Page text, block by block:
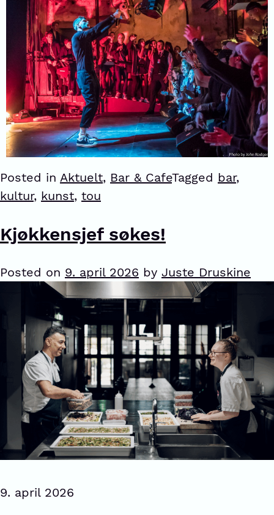
Posted in Aktuelt, Bar & CafeTagged bar,
kultur, kunst, tou
Kjøkkensjef søkes!
Posted on 9. april 2026 by Juste Druskine
9. april 2026